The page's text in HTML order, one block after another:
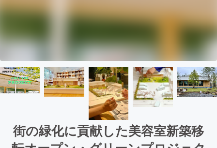
街の緑化に貢献した美容室新築移